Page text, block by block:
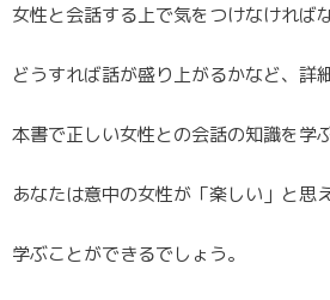
女性と会話する上で気をつけなければ
どうすれば話が盛り上がるかなど、詳
本書で正しい女性との会話の知識を学
あなたは意中の女性が「楽しい」と思
学ぶことができるでしょう。